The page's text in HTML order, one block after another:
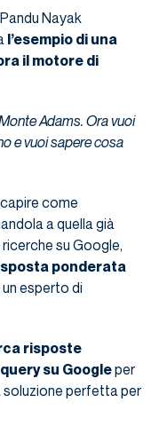
Nayak
l’esempio di una
il motore di
Adams. Ora vuoi
e vuoi sapere cosa
come
a quella già
su Google,
ponderata
un esperto di
risposte
su Googleper
perfetta per